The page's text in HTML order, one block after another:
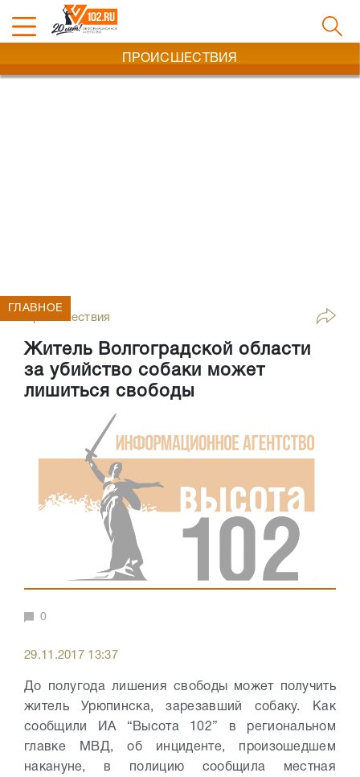
ПРОИСШЕСТВИЯ
Происшествия
Житель Волгоградской области
за убийство собаки может
лишиться свободы
ГЛАВНОЕ
0
29.11.2017 13:37
До полугода лишения свободы может получить
житель Урюпинска, зарезавший собаку. Как
сообщили ИА “Высота 102” в региональном
главке МВД, об инциденте, произошедшем
накануне, в полицию сообщила местная